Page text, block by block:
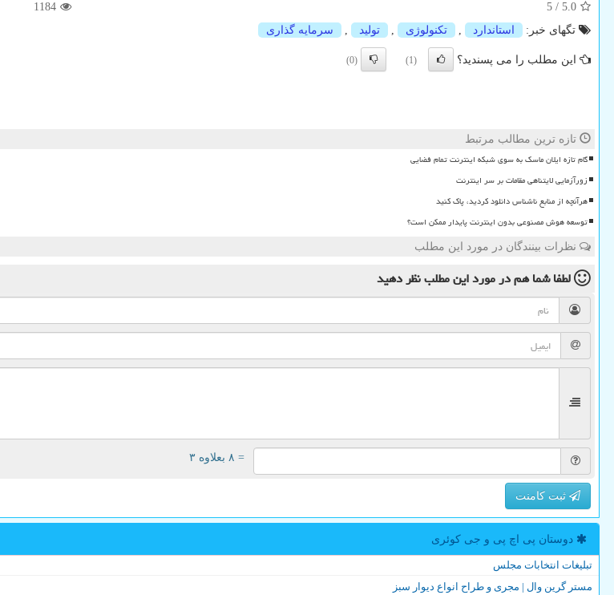
5.0
/
5
1184
تگهای خبر:
استاندارد , تكنولوژی , تولید , سرمایه گذاری
این مطلب را می پسندید؟ (1)
(0)
تازه ترین مطالب مرتبط
گام تازه ایلان ماسک به سوی شبکه اینترنت تمام فضایی
زورآزمایی لایتناهی مقامات بر سر اینترنت
هرآنچه از منابع ناشناس دانلود کردید، پاک کنید
توسعه هوش مصنوعی بدون اینترنت پایدار ممکن است؟
نظرات بینندگان در مورد این مطلب
لطفا شما همدر مورد این مطلبنظر دهید
= ۸ بعلاوه ۳
ثبت کامنت
دوستان پی اچ پی و جی كوئری
تبلیغات انتخابات مجلس
مستر گرین وال | مجری و طراح انواع دیوار سبز